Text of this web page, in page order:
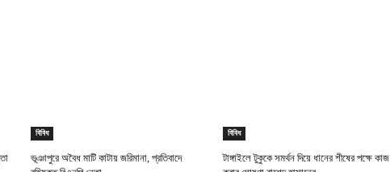
বিবিধ
ভূঞাপুরে অবৈধ মাটি কাটায় জরিমানা, প্রতিবাদে
বিবিধ
টাঙ্গাইলে টুকুকে সমর্থন দিয়ে ধানের শীষের পক্ষে কাজ